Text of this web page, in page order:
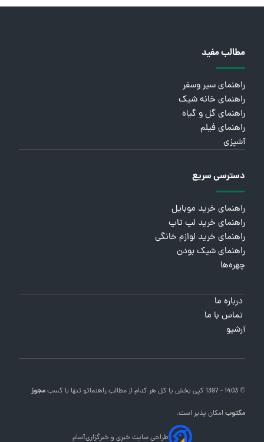
مطالب مفید
راهنمای سیر وسفر
راهنمای خانه شیک
راهنمای گل و گیاه
راهنمای فیلم
آشپزی
دسترسی سریع
راهنمای خرید موبایل
راهنمای خرید لپ تاپ
راهنمای خرید لوازم خانگی
راهنمای شیک بودن
چهره‌ها
درباره ما
تماس با ما
آرشیو
© 1403 - 1397 کپی بخش یا کل هر کدام از مطالب راهنماتو تنها با کسبمجوز
مکتوبامکان پذیر است.
طراحی سایت خبری و خبرگزاریآسام